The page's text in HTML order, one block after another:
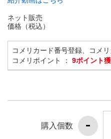
ネット販売
価格（税込）
コメリカード番号登録、コメ
コメリポイント ： 9ポイント
購入個数